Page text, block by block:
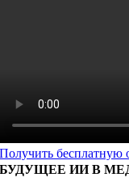
Получить
БУДУЩЕЕ ИИ В